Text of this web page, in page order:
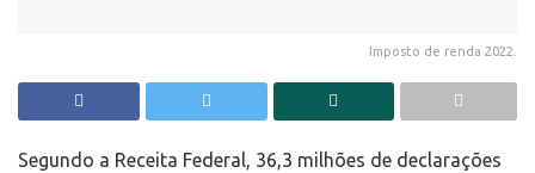
Imposto de renda 2022.
Segundo a Receita Federal, 36,3 milhões de declarações